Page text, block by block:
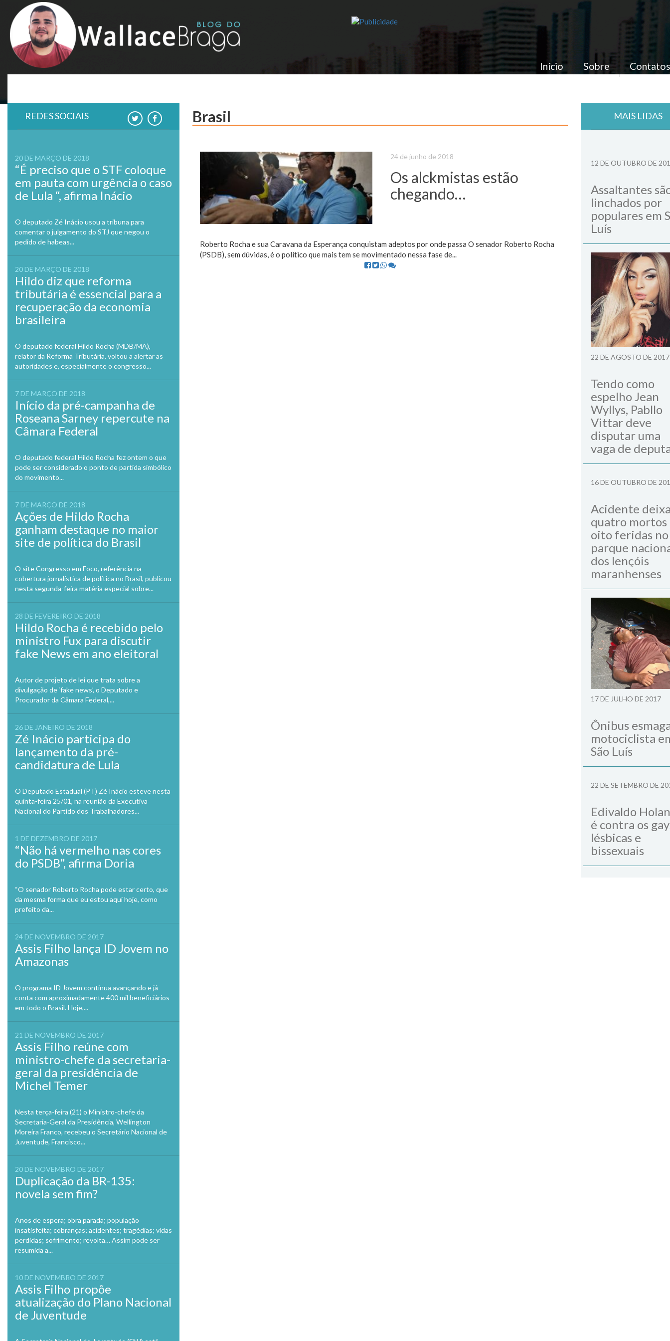
content
Início Sobre Contatos
REDES SOCIAIS
20 DE MARÇO DE 2018
“É preciso que o STF coloque
em pauta com urgência o caso
de Lula “, afirma Inácio
O deputado Zé Inácio usou a tribuna para
comentar o julgamento do STJ que negou o
pedido de habeas...
20 DE MARÇO DE 2018
Hildo diz que reforma
tributária é essencial para a
recuperação da economia
brasileira
O deputado federal Hildo Rocha (MDB/MA),
relator da Reforma Tributária, voltou a alertar as
autoridades e, especialmente o congresso...
7 DE MARÇO DE 2018
Início da pré-campanha de
Roseana Sarney repercute na
Câmara Federal
O deputado federal Hildo Rocha fez ontem o que
pode ser considerado o ponto de partida simbólico
do movimento...
7 DE MARÇO DE 2018
Ações de Hildo Rocha
ganham destaque no maior
site de política do Brasil
O site Congresso em Foco, referência na
cobertura jornalística de política no Brasil, publicou
nesta segunda-feira matéria especial sobre...
28 DE FEVEREIRO DE 2018
Hildo Rocha é recebido pelo
ministro Fux para discutir
fake News em ano eleitoral
Autor de projeto de lei que trata sobre a
divulgação de ‘fake news’, o Deputado e
Procurador da Câmara Federal,...
26 DE JANEIRO DE 2018
Zé Inácio participa do
lançamento da pré-
candidatura de Lula
O Deputado Estadual (PT) Zé Inácio esteve nesta
quinta-feira 25/01, na reunião da Executiva
Nacional do Partido dos Trabalhadores...
1 DE DEZEMBRO DE 2017
“Não há vermelho nas cores
do PSDB”, afirma Doria
“O senador Roberto Rocha pode estar certo, que
da mesma forma que eu estou aqui hoje, como
prefeito da...
24 DE NOVEMBRO DE 2017
Assis Filho lança ID Jovem no
Amazonas
O programa ID Jovem continua avançando e já
conta com aproximadamente 400 mil beneficiários
em todo o Brasil. Hoje,...
21 DE NOVEMBRO DE 2017
Assis Filho reúne com
ministro-chefe da secretaria-
geral da presidência de
Michel Temer
Nesta terça-feira (21) o Ministro-chefe da
Secretaria-Geral da Presidência, Wellington
Moreira Franco, recebeu o Secretário Nacional de
Juventude, Francisco...
20 DE NOVEMBRO DE 2017
Duplicação da BR-135:
novela sem fim?
Anos de espera; obra parada; população
insatisfeita; cobranças; acidentes; tragédias; vidas
perdidas; sofrimento; revolta… Assim pode ser
resumida a...
10 DE NOVEMBRO DE 2017
Assis Filho propõe
atualização do Plano Nacional
de Juventude
Brasil
24 de junho de 2018
Os alckmistas estão
chegando…
Roberto Rocha e sua Caravana da Esperança conquistam adeptos por onde passa O senador Roberto Rocha
(PSDB), sem dúvidas, é o político que mais tem se movimentado nessa fase de...
MAIS LIDAS
12 DE OUTUBRO DE
Assaltantes
linchados por
populares em
Luís
22 DE AGOSTO DE 2017
Tendo como
espelho Jean
Wyllys, Pabllo
Vittar deve
disputar uma
vaga de
16 DE OUTUBRO DE
Acidente
quatro mortos
oito feridas no
parque
dos lençóis
maranhenses
17 DE JULHO DE 2017
Ônibus
motociclista
São Luís
22 DE SETEMBRO DE
Edivaldo
é contra os
lésbicas e
bissexuais